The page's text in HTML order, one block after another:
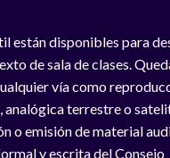
están disponibles para
de sala de clases.
vía como
analógica terrestre o
o emisión de material
y escrita del Consejo